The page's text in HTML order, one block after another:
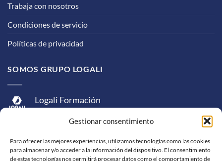
Gestionar consentimiento
Para ofrecer las mejores experiencias, utilizamos tecnologías como las cookies
para almacenar y/o acceder a la información del dispositivo. El consentimiento
de estas tecnologías nos permitirá procesar datos como el comportamiento de
Trabaja con nosotros
Condiciones de servicio
Políticas de privacidad
SOMOS GRUPO LOGALI
Logali Formación
Logali Consultoría
Logali Ingeniería